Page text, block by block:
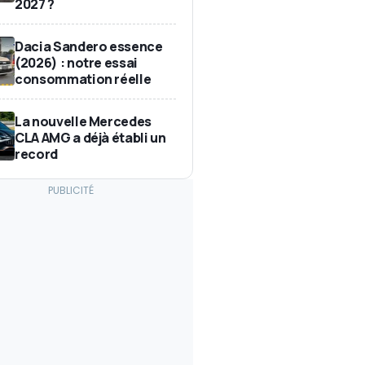
2027 ?
Dacia Sandero essence
(2026) : notre essai
consommation réelle
La nouvelle Mercedes
CLA AMG a déjà établi un
record